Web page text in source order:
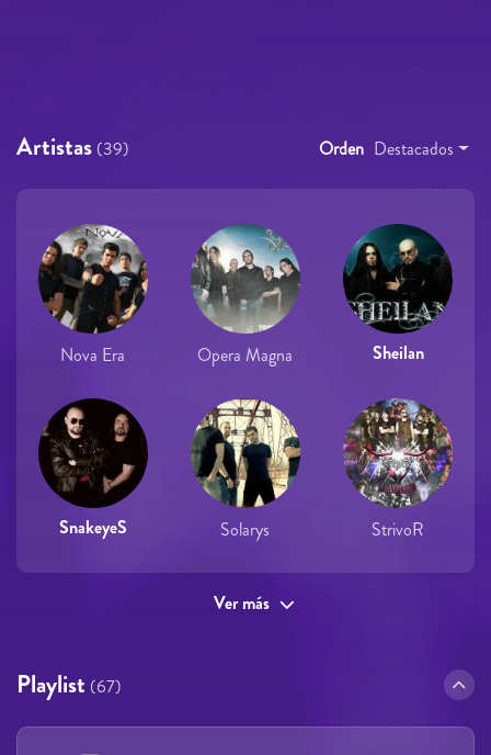
Artistas (39) Orden Destacados
Nova Era Opera Magna Sheilan
SnakeyeS Solarys StrivoR
Ver más
Playlist (67)